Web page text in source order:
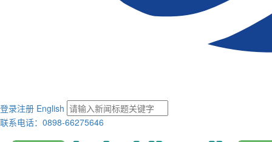
登录注册 English
联系电话：0898-66275646